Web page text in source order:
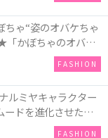
ゃ“姿のオバケちゃ
「かぼちゃのオバケ
Q-pot CAFE.では
ト」も登場
FASHION
ルミヤキャラクター
ードを進化させた新
FASHION